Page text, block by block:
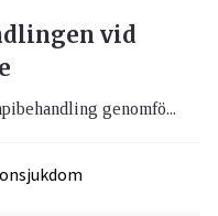
vid
genomfö...